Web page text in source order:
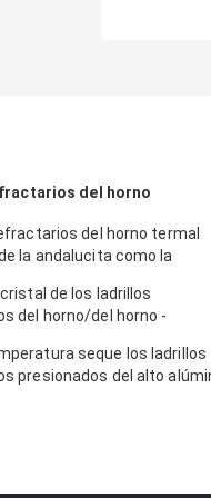
del horno
del horno termal
la andalucita como la
de los ladrillos
del horno/del horno -
seque los ladrillos
presionados del alto